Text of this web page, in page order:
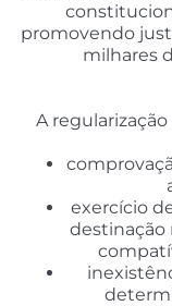
promovendo
milhares
A
exercício
destinação